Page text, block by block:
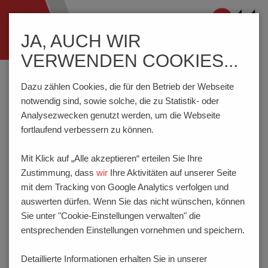
ein-/ausblenden
Home Wissenswertes Anschlusstechnik
Zulassungen | Normen
Verschmutzungsgrad 1-4
VERSCHMUTZUNGSGRAD
1-4
EN 60664-1:2007 / VDE 0110-1
Die Umgebung bestimmt den Einfluß der Verschmutzung auf
die Isolierung.
Kleine Luftstrecken können durch feste Teile, Staub oder
Verschmutzung in der Mikro-Umgebung vorhanden sein
JA, AUCH WIR
VERWENDEN COOKIES...
Dazu zählen Cookies, die für den Betrieb der Webseite
notwendig sind, sowie solche, die zu Statistik- oder
Analysezwecken genutzt werden, um die Webseite
fortlaufend verbessern zu können.
Mit Klick auf „Alle akzeptieren“ erteilen Sie Ihre
Zustimmung, dass wir Ihre Aktivitäten auf unserer Seite
mit dem Tracking von Google Analytics verfolgen und
auswerten dürfen. Wenn Sie das nicht wünschen, können
Sie unter "Cookie-Einstellungen verwalten" die
entsprechenden Einstellungen vornehmen und speichern.
Detaillierte Informationen erhalten Sie in unserer